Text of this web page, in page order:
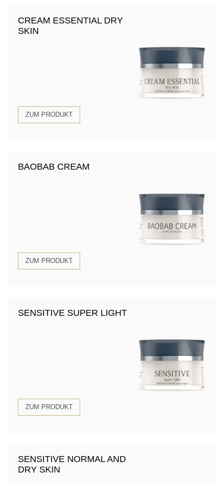
CREAM ESSENTIAL DRY
SKIN
ZUM PRODUKT
BAOBAB CREAM
ZUM PRODUKT
SENSITIVE SUPER LIGHT
ZUM PRODUKT
SENSITIVE NORMAL AND
DRY SKIN